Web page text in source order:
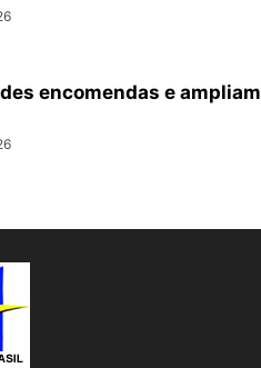
encomendas e ampliam